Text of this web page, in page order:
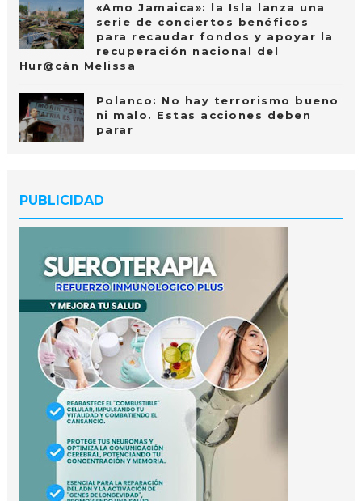
«Amo Jamaica»: la Isla lanza una
serie de conciertos benéficos
para recaudar fondos y apoyar la
recuperación nacional del
Hur@cán Melissa
Polanco: No hay terrorismo bueno
ni malo. Estas acciones deben
parar
PUBLICIDAD